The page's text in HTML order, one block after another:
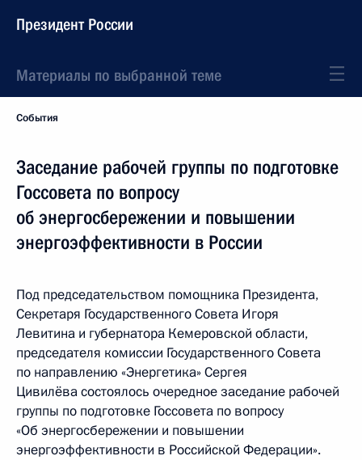
Президент России
Материалы по выбранной теме
События
Заседание рабочей группы по подготовке
Госсовета по вопросу
об энергосбережении и повышении
энергоэффективности в России
Под председательством помощника Президента,
Секретаря Государственного Совета Игоря
Левитина и губернатора Кемеровской области,
председателя комиссии Государственного Совета
по направлению «Энергетика» Сергея
Цивилёва состоялось очередное заседание рабочей
группы по подготовке Госсовета по вопросу
«Об энергосбережении и повышении
энергоэффективности в Российской Федерации».